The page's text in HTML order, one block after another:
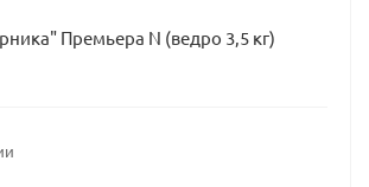
Премьера N (ведро 3,5 кг)